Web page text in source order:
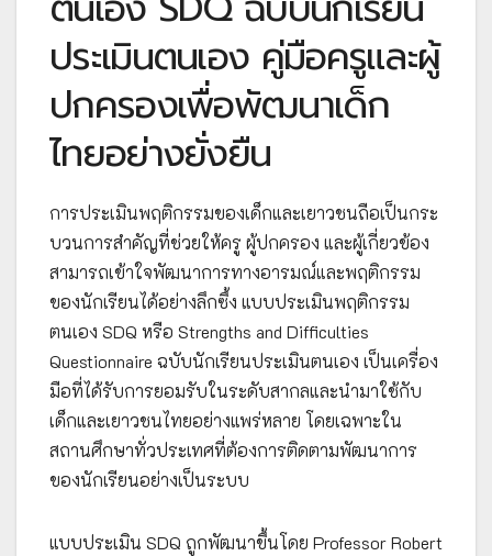
ประเมินตนเอง คู่มือครูและผู้
ปกครองเพื่อพัฒนาเด็ก
ไทยอย่างยั่งยืน
การประเมินพฤติกรรมของเด็กและเยาวชนถือเป็นกระ
บวนการสำคัญที่ช่วยให้ครู ผู้ปกครอง และผู้เกี่ยวข้อง
สามารถเข้าใจพัฒนาการทางอารมณ์และพฤติกรรม
ของนักเรียนได้อย่างลึกซึ้ง แบบประเมินพฤติกรรม
ตนเอง SDQ หรือ Strengths and Difficulties
Questionnaire ฉบับนักเรียนประเมินตนเอง เป็นเครื่อง
มือที่ได้รับการยอมรับในระดับสากลและนำมาใช้กับ
เด็กและเยาวชนไทยอย่างแพร่หลาย โดยเฉพาะใน
สถานศึกษาทั่วประเทศที่ต้องการติดตามพัฒนาการ
ของนักเรียนอย่างเป็นระบบ
แบบประเมิน SDQ ถูกพัฒนาขึ้นโดย Professor Robert